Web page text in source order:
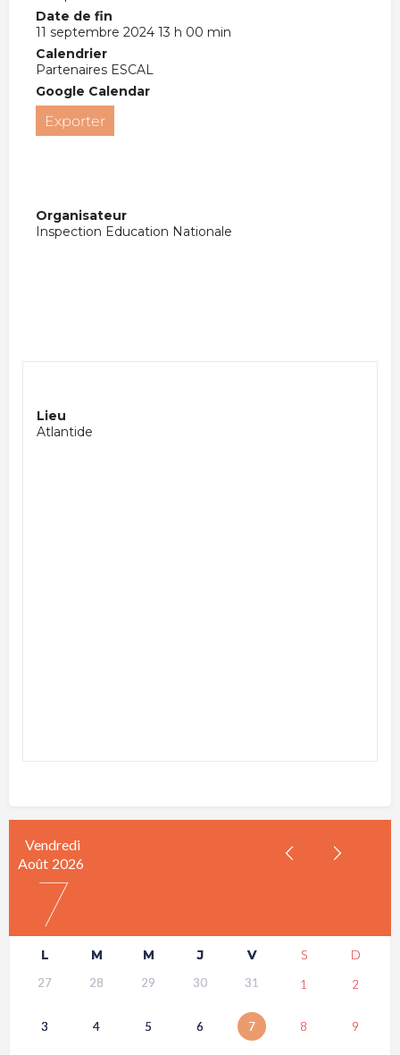
Date de fin
11 septembre 2024 13 h 00 min
Calendrier
Partenaires ESCAL
Google Calendar
Exporter
Organisateur
Inspection Education Nationale
Lieu
Atlantide
Vendredi
Août 2026
7
L M M J V S D
27 28 29 30 31 1 2
3 4 5 6 7 8 9